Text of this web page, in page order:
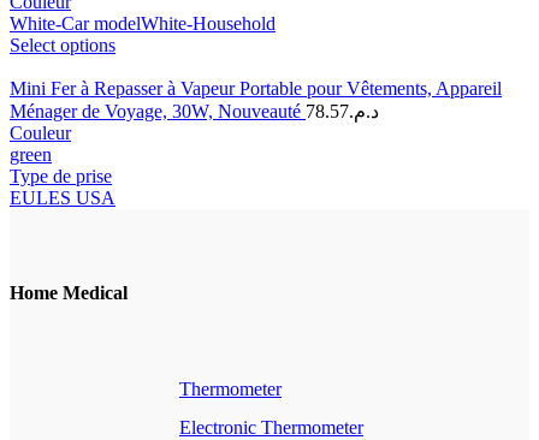
White-Car modelWhite-Household
Select options
Mini Fer à Repasser à Vapeur Portable pour Vêtements, Appareil
Ménager de Voyage, 30W, Nouveauté
د.م.78.57
Couleur
green
Type de prise
EULES USA
Home Medical
Thermometer
Electronic Thermometer